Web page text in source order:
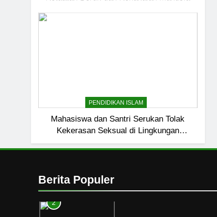
PENDIDIKAN ISLAM
Mahasiswa dan Santri Serukan Tolak
Kekerasan Seksual di Lingkungan
Kampus dan Pesantren
Berita Populer
Kebutuhan versus
HIKMAH
1
2